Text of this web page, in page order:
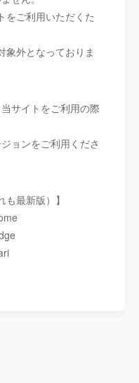
をご利用いただくた
象外となっておりま
サイトをご利用の際
ョンをご利用くださ
も最新版）】